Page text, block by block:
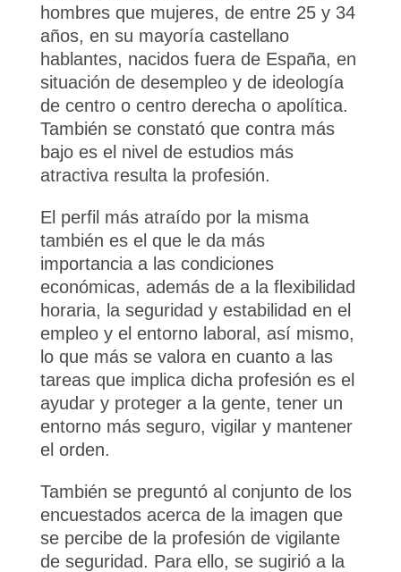
hombres que mujeres, de entre 25 y 34
años, en su mayoría castellano
hablantes, nacidos fuera de España, en
situación de desempleo y de ideología
de centro o centro derecha o apolítica.
También se constató que contra más
bajo es el nivel de estudios más
atractiva resulta la profesión.
El perfil más atraído por la misma
también es el que le da más
importancia a las condiciones
económicas, además de a la flexibilidad
horaria, la seguridad y estabilidad en el
empleo y el entorno laboral, así mismo,
lo que más se valora en cuanto a las
tareas que implica dicha profesión es el
ayudar y proteger a la gente, tener un
entorno más seguro, vigilar y mantener
el orden.
También se preguntó al conjunto de los
encuestados acerca de la imagen que
se percibe de la profesión de vigilante
de seguridad. Para ello, se sugirió a la